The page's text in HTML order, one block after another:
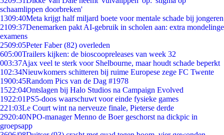
schaamlippen doorbreken'
1309:40Meta krijgt half miljard boete voor mentale schade bij jongeren
2109:37Denemarken pakt AI-gebruik in scholen aan: extra mondelinge
examens
2509:05Peter Faber (82) overleden
605:00Trailers kijken: de bioscoopreleases van week 32
003:37Ajax veel te sterk voor Shelbourne, maar houdt schade beperkt
102:34Nieuwkomers schitteren bij ruime Europese zege FC Twente
1900:45Random Pics van de Dag #1978
1522:04Ontslagen bij Halo Studios na Campaign Evolved
1922:01PS5-doos waarschuwt voor einde fysieke games
221:03Le Court wint na nerveuze finale, Pieterse derde
2920:40NPO-manager Menno de Boer geschorst na dickpic in
groepsapp